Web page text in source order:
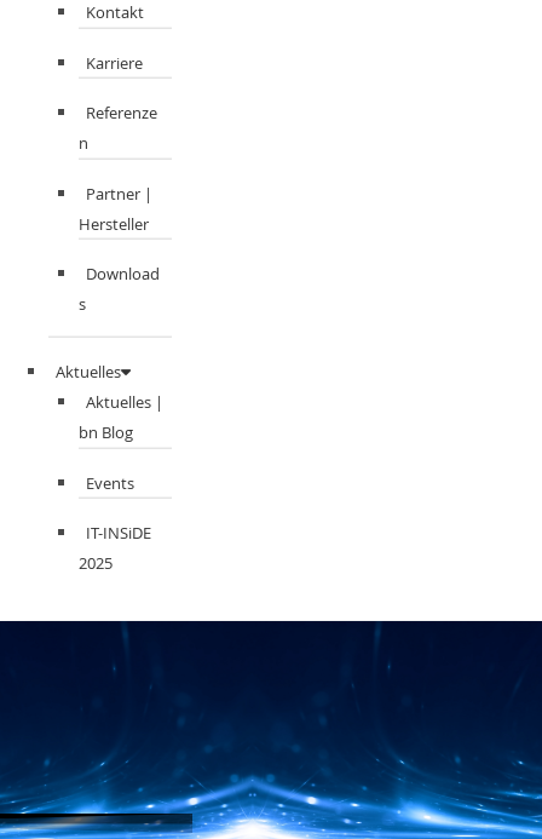
Kontakt
Karriere
Referenze
n
Partner |
Hersteller
Download
s
Aktuelles
Aktuelles |
bn Blog
Events
IT-INSiDE
2025